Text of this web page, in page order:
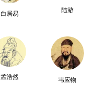
白居易
陆游
孟浩然 韦应物